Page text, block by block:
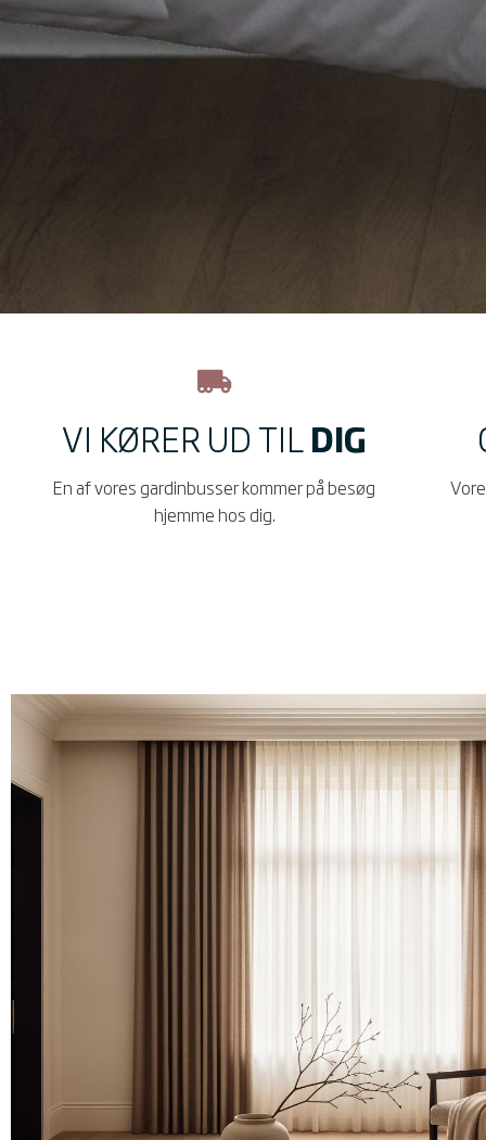
VI KØRER UD TILDIG
En af vores gardinbusser kommer på besøg
hjemme hos dig.